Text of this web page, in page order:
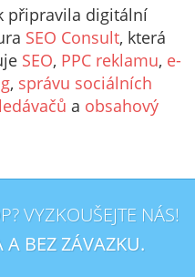
připravila digitální
SEO Consult, která
SEO, PPC reklamu, e-
, správu sociálních
a obsahový
VYZKOUŠEJTE NÁS!
BEZ ZÁVAZKU.